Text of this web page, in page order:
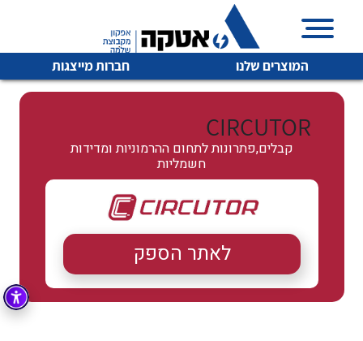
המוצרים שלנו חברות מייצגות
איכות | שרות | זמינות
אטקה בע”מ היא החברה הגדולה והמובילה בישראל בשיווק
מיתוג, בקרה , ואינסטלציה חשמלית ופעילה ב7 תחומים:
חשמל מיתוג ואינסטלציה חשמלית
בקרה רובוטיקה ואוטומציה תעשייתית
CIRCUTOR
קבלים,פתרונות לתחום ההרמוניות ומדידות
חשמליות
לאתר הספק